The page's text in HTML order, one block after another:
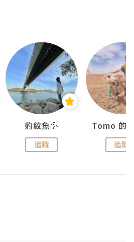
豹紋魚💦
追蹤 追蹤